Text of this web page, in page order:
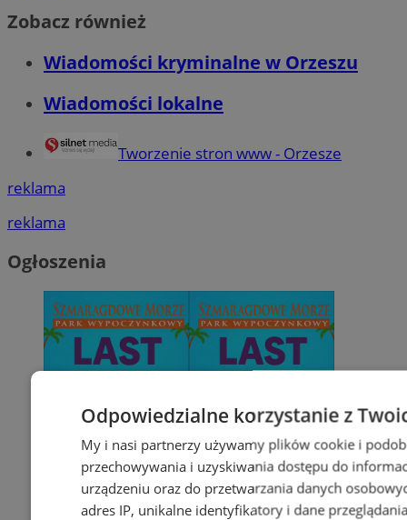
Zobacz również
Wiadomości kryminalne w Orzeszu
Wiadomości lokalne
Tworzenie stron www - Orzesze
reklama
reklama
Ogłoszenia
Odpowiedzialne korzystanie z
My i nasi partnerzy używamy plików cookie i
przechowywania i uzyskiwania dostępu do
urządzeniu oraz do przetwarzania danych
adres IP, unikalne identyfikatory i dane